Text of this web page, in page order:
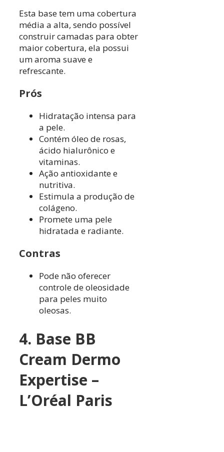
Esta base tem uma cobertura
média a alta, sendo possível
construir camadas para obter
maior cobertura, ela possui
um aroma suave e
refrescante.
Prós
Hidratação intensa para
a pele.
Contém óleo de rosas,
ácido hialurônico e
vitaminas.
Ação antioxidante e
nutritiva.
Estimula a produção de
colágeno.
Promete uma pele
hidratada e radiante.
Contras
Pode não oferecer
controle de oleosidade
para peles muito
oleosas.
4. Base BB
Cream Dermo
Expertise –
L’Oréal Paris